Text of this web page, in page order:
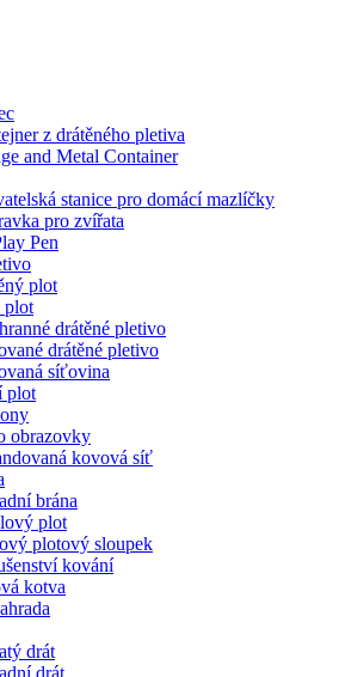
z drátěného pletiva
and Metal Container
stanice pro domácí mazlíčky
pro zvířata
Pen
plot
plot
drátěné pletivo
drátěné pletivo
síťovina
plot
obrazovky
kovová síť
brána
plot
plotový sloupek
kování
kotva
drát
drát